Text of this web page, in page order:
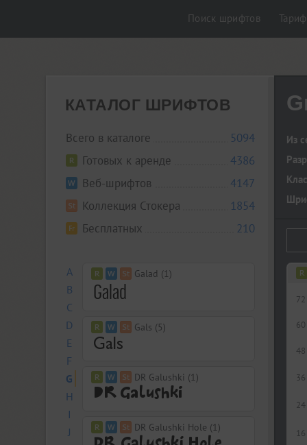
Поиск шрифтов
КАТАЛОГ ШРИФТОВ
Всего в каталоге
5094
Готовых к аренде
4386
Веб-шрифтов
4147
Коллекция Стокера
1854
Бесплатных
210
A
B
C
D
E
F
G
H
I
J
Galad (1)
Gals (5)
DR Galushki (1)
DR Galushki Hole (1)
Из